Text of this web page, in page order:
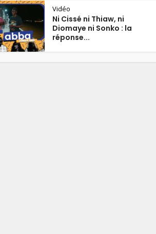
Vidéo
Ni Cissé ni Thiaw, ni
Diomaye ni Sonko : la
réponse...